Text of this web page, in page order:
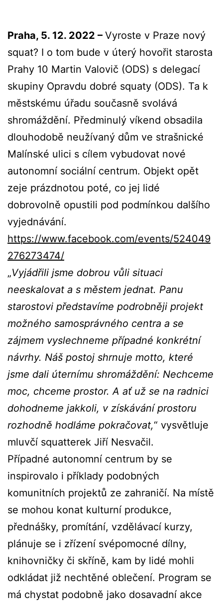
Praha, 5. 12. 2022 – Vyroste v Praze nový
squat? I o tom bude v úterý hovořit starosta
Prahy 10 Martin Valovič (ODS) s delegací
skupiny Opravdu dobré squaty (ODS). Ta k
městskému úřadu současně svolává
shromáždění. Předminulý víkend obsadila
dlouhodobě neužívaný dům ve strašnické
Malínské ulici s cílem vybudovat nové
autonomní sociální centrum. Objekt opět
zeje prázdnotou poté, co jej lidé
dobrovolně opustili pod podmínkou dalšího
vyjednávání.
https://www.facebook.com/events/524049
276273474/
„Vyjádřili jsme dobrou vůli situaci
neeskalovat a s městem jednat. Panu
starostovi představíme podrobněji projekt
možného samosprávného centra a se
zájmem vyslechneme případné konkrétní
návrhy. Náš postoj shrnuje motto, které
jsme dali úternímu shromáždění: Nechceme
moc, chceme prostor. A ať už se na radnici
dohodneme jakkoli, v získávání prostoru
rozhodně hodláme pokračovat,“ vysvětluje
mluvčí squatterek Jiří Nesvačil.
Případné autonomní centrum by se
inspirovalo i příklady podobných
komunitních projektů ze zahraničí. Na místě
se mohou konat kulturní produkce,
přednášky, promítání, vzdělávací kurzy,
plánuje se i zřízení svépomocné dílny,
knihovničky či skříně, kam by lidé mohli
odkládat již nechtěné oblečení. Program se
má chystat podobně jako dosavadní akce